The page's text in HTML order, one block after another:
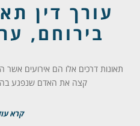
עורך דין
בירוחם,
תאונות דרכים אלו הם אירועים
קצה את האדם שנפגע
קרא